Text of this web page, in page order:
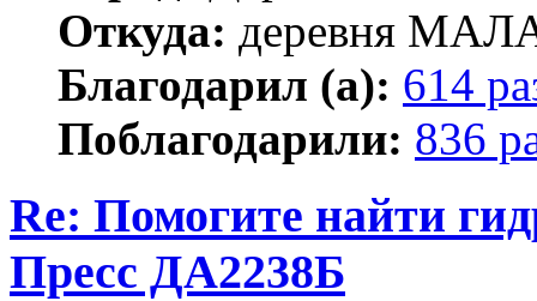
Откуда: деревня
Благодарил (а): 614
Поблагодарили: 836
Re: Помогите найти
Пресс ДА2238Б